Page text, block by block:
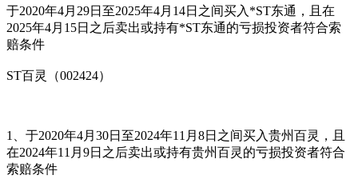
于2020年4月29日至2025年4月14日之间买入*ST东通，且在
2025年4月15日之后卖出或持有*ST东通的亏损投资者符合索
赔条件
ST百灵（002424）
1、于2020年4月30日至2024年11月8日之间买入贵州百灵，且
在2024年11月9日之后卖出或持有贵州百灵的亏损投资者符合
索赔条件